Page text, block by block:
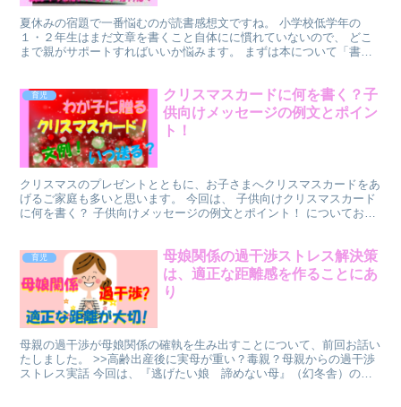
夏休みの宿題で一番悩むのが読書感想文ですね。 小学校低学年の
１・２年生はまだ文章を書くこと自体にに慣れていないので、 どこ
まで親がサポートすればいいか悩みます。 まずは本について「書く
育児
クリスマスカードに何を書く？子
供向けメッセージの例文とポイン
ト！
クリスマスのプレゼントとともに、お子さまへクリスマスカードをあ
げるご家庭も多いと思います。 今回は、 子供向けクリスマスカード
に何を書く？ 子供向けメッセージの例文とポイント！ についてお話
育児
母娘関係の過干渉ストレス解決策
は、適正な距離感を作ることにあ
り
母親の過干渉が母娘関係の確執を生み出すことについて、前回お話い
たしました。 >>高齢出産後に実母が重い？毒親？母親からの過干渉
ストレス実話 今回は、『逃げたい娘 諦めない母』（幻冬舎）の本